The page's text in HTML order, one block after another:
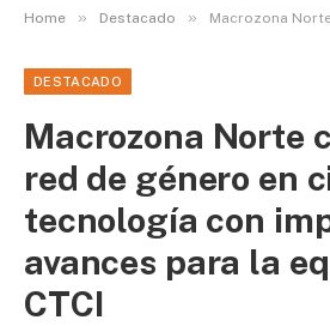
Home » Destacado » Macrozona Norte consolida red de género en
DESTACADO
Macrozona Norte
red de género en
tecnología con
avances para la
CTCI